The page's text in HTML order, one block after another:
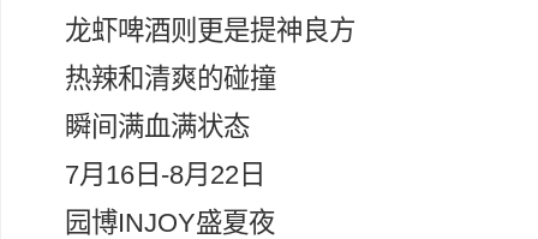
龙虾啤酒则更是提神良方
热辣和清爽的碰撞
瞬间满血满状态
7月16日-8月22日
园博INJOY盛夏夜